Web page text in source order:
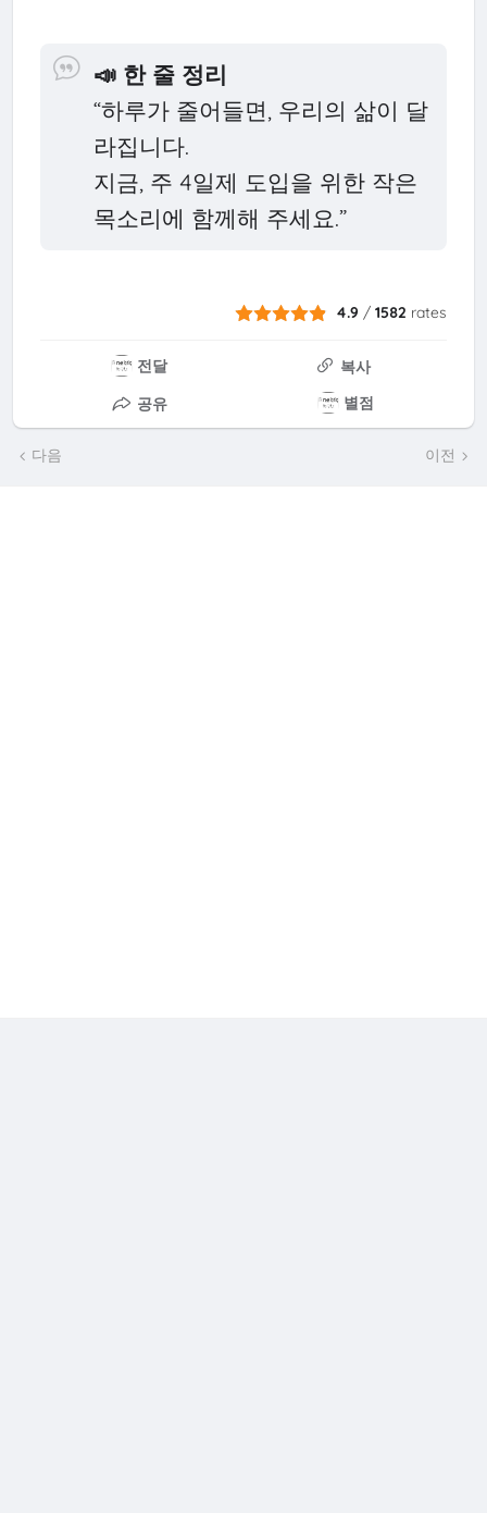
📣 한 줄 정리
“하루가 줄어들면, 우리의 삶이 달
라집니다.
지금, 주 4일제 도입을 위한 작은
목소리에 함께해 주세요.”
4.9 /1582 rates
전달
복사
공유
별점
다음 이전